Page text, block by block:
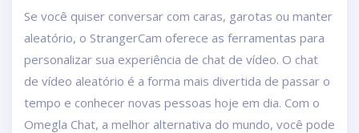
Se você quiser conversar com caras, garotas ou manter
aleatório, o StrangerCam oferece as ferramentas para
personalizar sua experiência de chat de vídeo. O chat
de vídeo aleatório é a forma mais divertida de passar o
tempo e conhecer novas pessoas hoje em dia. Com o
Omegla Chat, a melhor alternativa do mundo, você pode